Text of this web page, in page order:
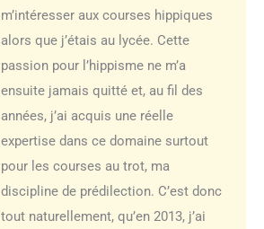
m’intéresser aux courses hippiques
alors que j’étais au lycée. Cette
passion pour l’hippisme ne m’a
ensuite jamais quitté et, au fil des
années, j’ai acquis une réelle
expertise dans ce domaine surtout
pour les courses au trot, ma
discipline de prédilection. C’est donc
tout naturellement, qu’en 2013, j’ai